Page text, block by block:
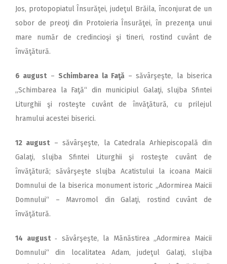
Jos, protopopiatul Însurăţei, judeţul Brăila, înconjurat de un
sobor de preoţi din Protoieria Însurăţei, în prezenţa unui
mare număr de credincioşi şi tineri, rostind cuvânt de
învăţătură.
6 august– Schimbarea la Faţă – săvârşeşte, la biserica
,,Schimbarea la Faţă“ din municipiul Galaţi, slujba Sfintei
Liturghii şi rosteşte cuvânt de învăţătură, cu prilejul
hramului acestei biserici.
12 august– săvârşeşte, la Catedrala Arhiepiscopală din
Galaţi, slujba Sfintei Liturghii şi rosteşte cuvânt de
învăţătură; săvârşeşte slujba Acatistului la icoana Maicii
Domnului de la biserica monument istoric „Adormirea Maicii
Domnului“ – Mavromol din Galaţi, rostind cuvânt de
învăţătură.
14 august‑ săvârşeşte, la Mănăstirea „Adormirea Maicii
Domnului“ din localitatea Adam, judeţul Galaţi, slujba